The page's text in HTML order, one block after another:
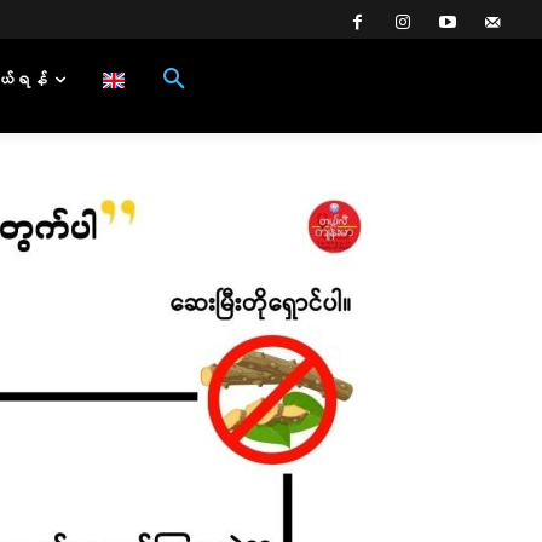
ရန်